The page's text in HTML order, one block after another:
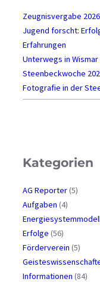
Zeugnisvergabe
Jugend forscht:
Erfahrungen
Unterwegs in
Steenbeckwoche
Fotografie in der
Kategorien
AG Reporter(5)
Aufgaben (4)
Erfolge (56)
Förderverein (5)
Informationen (84)